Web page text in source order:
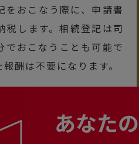
をおこなう際に、申請書
税します。相続登記は司
でおこなうことも可能で
酬は不要になります。